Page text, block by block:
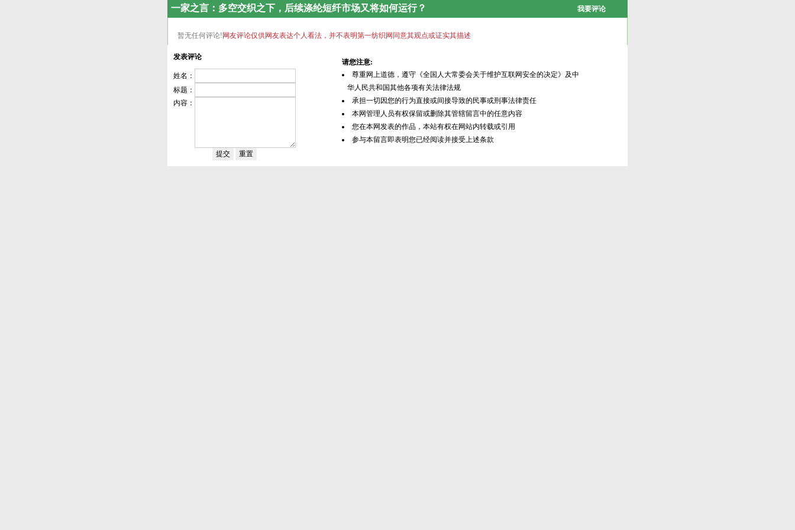
一家之言：多空交织之下，后续涤纶短纤市场又将如何运行？ 我要评论
暂无任何评论! 网友评论仅供网友表达个人看法，并不表明第一纺织网同意其观点或证实其描述
发表评论
姓名：
标题：
内容：
请您注意:
尊重网上道德，遵守《全国人大常委会关于维护互联网安全的决定》及中
华人民共和国其他各项有关法律法规
承担一切因您的行为直接或间接导致的民事或刑事法律责任
本网管理人员有权保留或删除其管辖留言中的任意内容
您在本网发表的作品，本站有权在网站内转载或引用
参与本留言即表明您已经阅读并接受上述条款